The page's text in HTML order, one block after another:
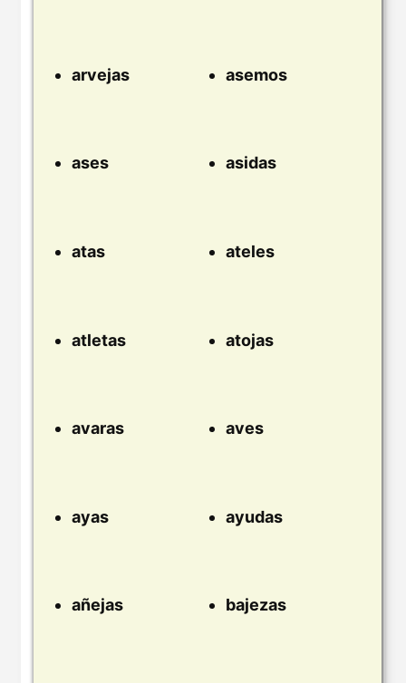
arvejas asemos
ases asidas
atas ateles
atletas atojas
avaras aves
ayas ayudas
añejas bajezas